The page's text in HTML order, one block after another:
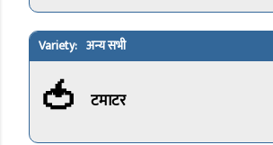
अन्य सभी
🍅 टमाटर